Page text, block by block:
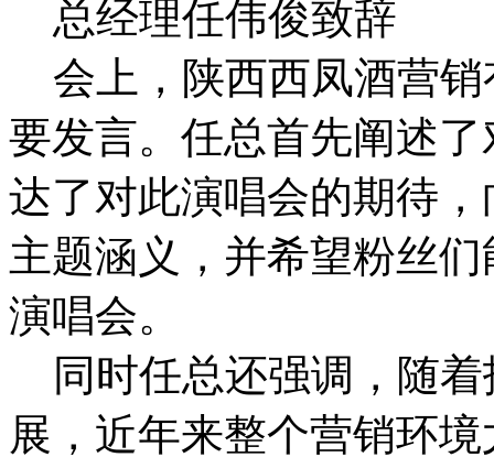
总经理任伟俊致辞
会上，陕西西凤酒营销
要发言。任总首先阐述
达了对此演唱会的期待
主题涵义，并希望粉丝
演唱会。
同时任总还强调，随着
展，近年来整个营销环